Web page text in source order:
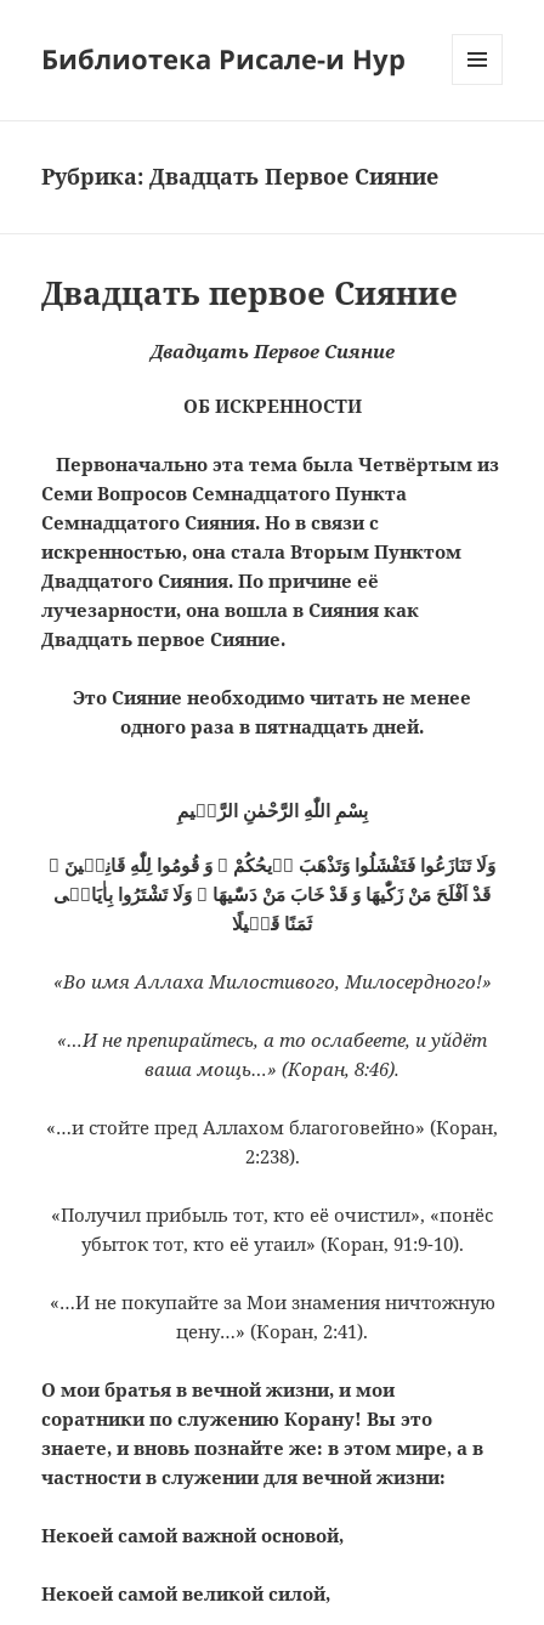
Библиотека Рисале-и Нур
Рубрика:Двадцать Первое Сияние
Двадцать первое Сияние
Двадцать Первое Сияние
ОБ ИСКРЕННОСТИ
Первоначально эта тема была Четвёртым из
Семи Вопросов Семнадцатого Пункта
Семнадцатого Сияния. Но в связи с
искренностью, она стала Вторым Пунктом
Двадцатого Сияния. По причине её
лучезарности, она вошла в Сияния как
Двадцать первое Сияние.
Это Сияние необходимо читать не менее
одного раза в пятнадцать дней.
بِسْمِ اللّٰهِ الرَّحْمٰنِ الرَّحٖيمِ
وَلَا تَنَازَعُوا فَتَفْشَلُوا وَتَذْهَبَ رٖيحُكُمْ ۞ وَ قُومُوا لِلّٰهِ قَانِتٖينَ ۞
قَدْ اَفْلَحَ مَنْ زَكّٰيهَا وَ قَدْ خَابَ مَنْ دَسّٰيهَا ۞ وَلَا تَشْتَرُوا بِاٰيَاتٖى
ثَمَنًا قَلٖيلًا
«Во имя Аллаха Милостивого, Милосердного!»
«…И не препирайтесь, а то ослабеете, и уйдёт
ваша мощь…» (Коран, 8:46).
«…и стойте пред Аллахом благоговейно» (Коран,
2:238).
«Получил прибыль тот, кто её очистил», «понёс
убыток тот, кто её утаил» (Коран, 91:9-10).
«…И не покупайте за Мои знамения ничтожную
цену…» (Коран, 2:41).
О мои братья в вечной жизни, и мои
соратники по служению Корану! Вы это
знаете, и вновь познайте же: в этом мире, а в
частности в служении для вечной жизни:
Некоей самой важной основой,
Некоей самой великой силой,